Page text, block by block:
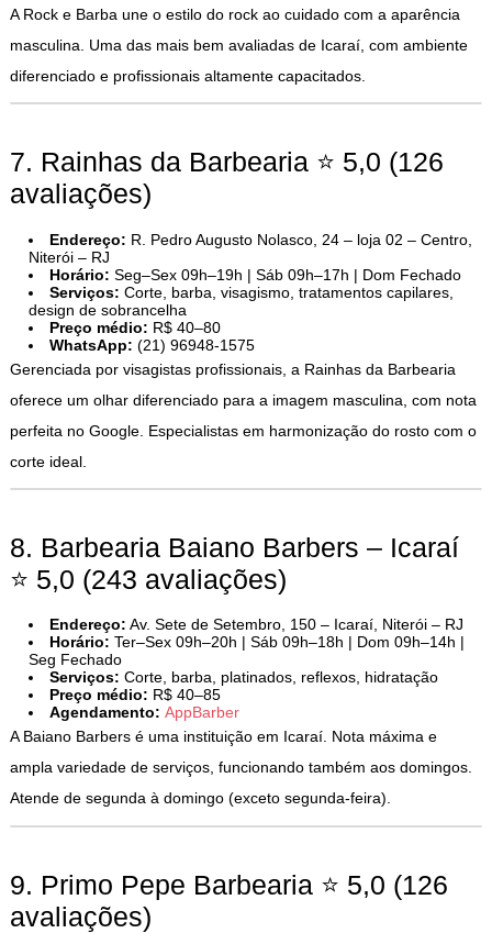
A Rock e Barba une o estilo do rock ao cuidado com a aparência
masculina. Uma das mais bem avaliadas de Icaraí, com ambiente
diferenciado e profissionais altamente capacitados.
7. Rainhas da Barbearia ⭐ 5,0 (126
avaliações)
Endereço: R. Pedro Augusto Nolasco, 24 – loja 02 – Centro,
Niterói – RJ
Horário: Seg–Sex 09h–19h | Sáb 09h–17h | Dom Fechado
Serviços: Corte, barba, visagismo, tratamentos capilares,
design de sobrancelha
Preço médio: R$ 40–80
WhatsApp: (21) 96948-1575
Gerenciada por visagistas profissionais, a Rainhas da Barbearia
oferece um olhar diferenciado para a imagem masculina, com nota
perfeita no Google. Especialistas em harmonização do rosto com o
corte ideal.
8. Barbearia Baiano Barbers – Icaraí
⭐ 5,0 (243 avaliações)
Endereço: Av. Sete de Setembro, 150 – Icaraí, Niterói – RJ
Horário: Ter–Sex 09h–20h | Sáb 09h–18h | Dom 09h–14h |
Seg Fechado
Serviços: Corte, barba, platinados, reflexos, hidratação
Preço médio: R$ 40–85
Agendamento: AppBarber
A Baiano Barbers é uma instituição em Icaraí. Nota máxima e
ampla variedade de serviços, funcionando também aos domingos.
Atende de segunda à domingo (exceto segunda-feira).
9. Primo Pepe Barbearia ⭐ 5,0 (126
avaliações)